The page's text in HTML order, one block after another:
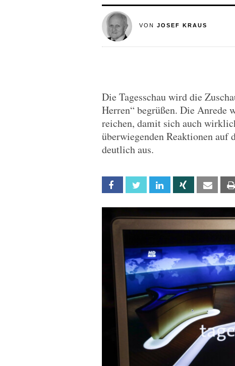
VON JOSEF KRAUS
Die Tagesschau wird die
Herren“ begrüßen. Die Anrede
reichen, damit sich auch
überwiegenden Reaktionen
deutlich aus.
Facebook Twitter Linkedin Xing Email